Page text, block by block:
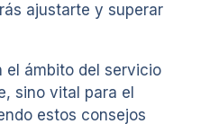
ajustarte y superar
el ámbito del servicio
sino vital para el
estos consejos